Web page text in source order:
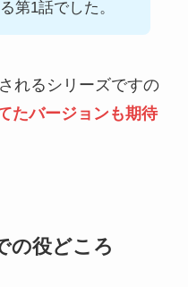
第1話でした。
れるシリーズですの
たバージョンも期待
の役どころ